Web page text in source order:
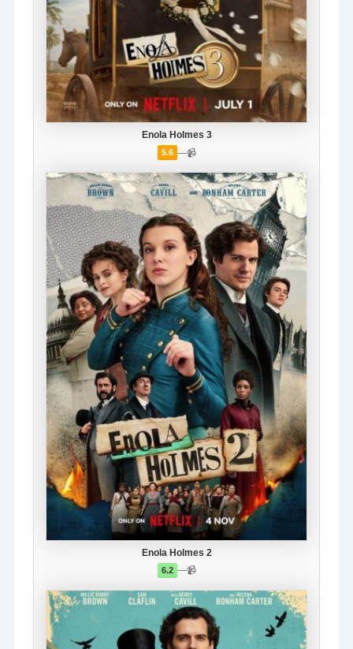
Enola Holmes 3
5.6 —📹
Enola Holmes 2
6.2 —📹